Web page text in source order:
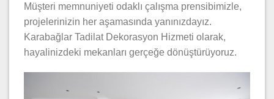
Müşteri memnuniyeti odaklı çalışma prensibimizle,
projelerinizin her aşamasında yanınızdayız.
Karabağlar Tadilat Dekorasyon Hizmeti olarak,
hayalinizdeki mekanları gerçeğe dönüştürüyoruz.